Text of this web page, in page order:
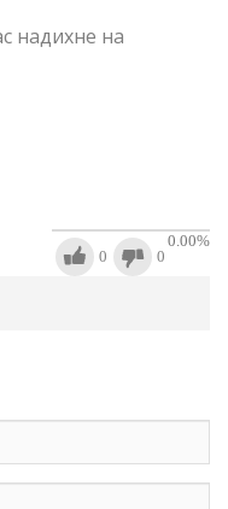
надихне на
0.00%
0
0